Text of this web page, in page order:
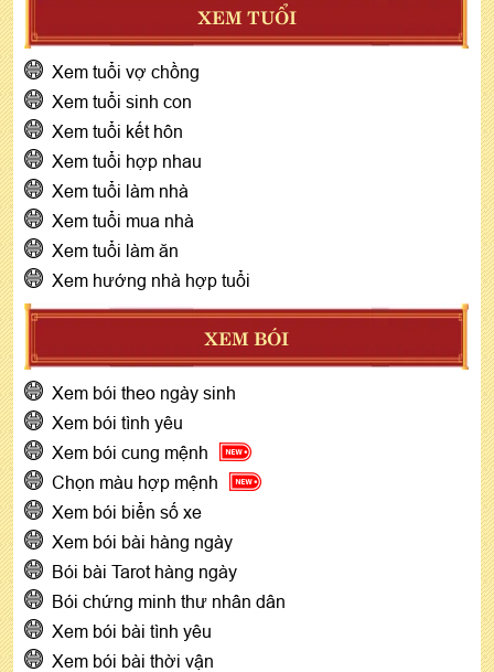
XEM TUỔI
Xem tuổi vợ chồng
Xem tuổi sinh con
Xem tuổi kết hôn
Xem tuổi hợp nhau
Xem tuổi làm nhà
Xem tuổi mua nhà
Xem tuổi làm ăn
Xem hướng nhà hợp tuổi
XEM BÓI
Xem bói theo ngày sinh
Xem bói tình yêu
Xem bói cung mệnh
Chọn màu hợp mệnh
Xem bói biển số xe
Xem bói bài hàng ngày
Bói bài Tarot hàng ngày
Bói chứng minh thư nhân dân
Xem bói bài tình yêu
Xem bói bài thời vận